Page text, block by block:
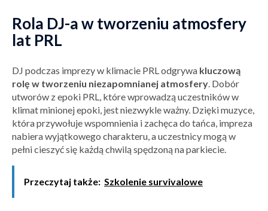
Rola DJ-a w tworzeniu atmosfery
lat PRL
DJ podczas imprezy w klimacie PRL odgrywa kluczową
rolę w tworzeniu niezapomnianej atmosfery. Dobór
utworów z epoki PRL, które wprowadzą uczestników w
klimat minionej epoki, jest niezwykle ważny. Dzięki muzyce,
która przywołuje wspomnienia i zachęca do tańca, impreza
nabiera wyjątkowego charakteru, a uczestnicy mogą w
pełni cieszyć się każdą chwilą spędzoną na parkiecie.
Przeczytaj także: Szkolenie survivalowe